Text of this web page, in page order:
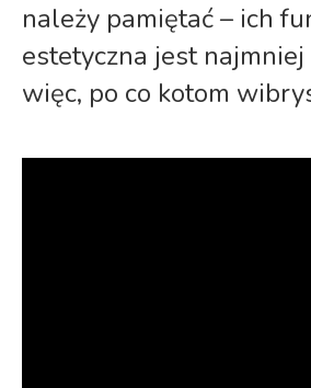
należy pamiętać – ich
estetyczna jest
więc, po co kotom